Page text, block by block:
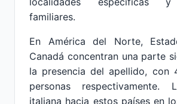
familiares.
En América del Norte,
Canadá concentran una parte
la presencia del apellido, con
personas respectivamente.
italiana hacia estos países en